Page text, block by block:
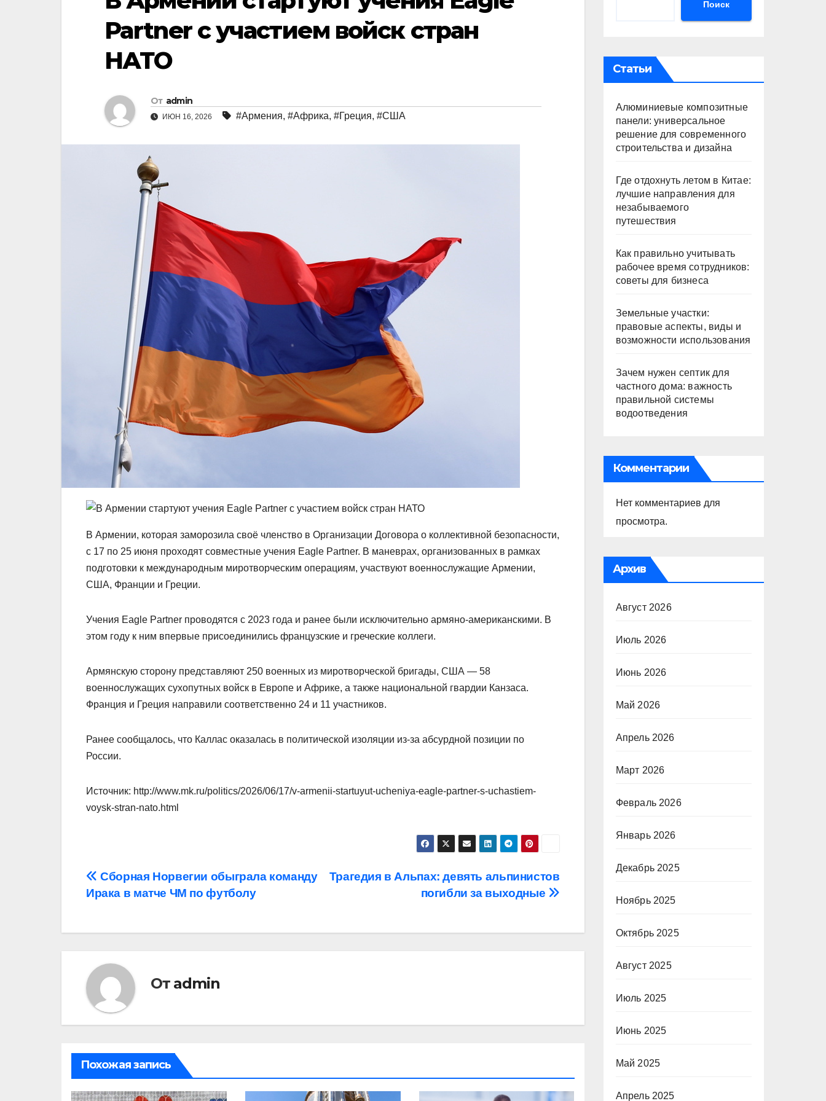
Partner с участием войск стран
НАТО
От admin
ИЮН 16, 2026 #Армения, #Африка, #Греция, #США
В Армении, которая заморозила своё членство в Организации Договора о коллективной безопасности,
с 17 по 25 июня проходят совместные учения Eagle Partner. В маневрах, организованных в рамках
подготовки к международным миротворческим операциям, участвуют военнослужащие Армении,
США, Франции и Греции.
Учения Eagle Partner проводятся с 2023 года и ранее были исключительно армяно-американскими. В
этом году к ним впервые присоединились французские и греческие коллеги.
Армянскую сторону представляют 250 военных из миротворческой бригады, США — 58
военнослужащих сухопутных войск в Европе и Африке, а также национальной гвардии Канзаса.
Франция и Греция направили соответственно 24 и 11 участников.
Ранее сообщалось, что Каллас оказалась в политической изоляции из-за абсурдной позиции по
России.
Источник: http://www.mk.ru/politics/2026/06/17/v-armenii-startuyut-ucheniya-eagle-partner-s-uchastiem-
voysk-stran-nato.html
Навигация
по
записям
Трагедия в Альпах: девять альпинистов
погибли за выходные
Сборная Норвегии обыграла команду
Ирака в матче ЧМ по футболу
От admin
Похожая запись
Поиск
Статьи
Алюминиевые композитные
панели: универсальное
решение для современного
строительства и дизайна
Где отдохнуть летом в Китае:
лучшие направления для
незабываемого
путешествия
Как правильно учитывать
рабочее время сотрудников:
советы для бизнеса
Земельные участки:
правовые аспекты, виды и
возможности использования
Зачем нужен септик для
частного дома: важность
правильной системы
водоотведения
Комментарии
Нет комментариев для
просмотра.
Архив
Август 2026
Июль 2026
Июнь 2026
Май 2026
Апрель 2026
Март 2026
Февраль 2026
Январь 2026
Декабрь 2025
Ноябрь 2025
Октябрь 2025
Август 2025
Июль 2025
Июнь 2025
Май 2025
Апрель 2025